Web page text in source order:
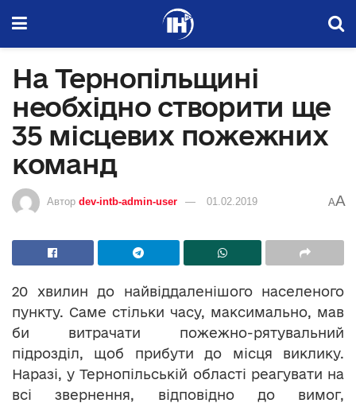
На Тернопільщині
необхідно створити ще
35 місцевих пожежних
команд
Автор dev-intb-admin-user 01.02.2019 AA
20 хвилин до найвіддаленішого населеного
пункту. Саме стільки часу, максимально, мав
би витрачати пожежно-рятувальний
підрозділ, щоб прибути до місця виклику.
Наразі, у Тернопільській області реагувати на
всі звернення, відповідно до вимог,